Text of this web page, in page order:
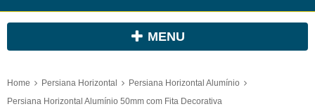
MENU
Home Persiana Horizontal
Persiana Horizontal Alumínio
Persiana Horizontal Alumínio 50mm com Fita Decorativa